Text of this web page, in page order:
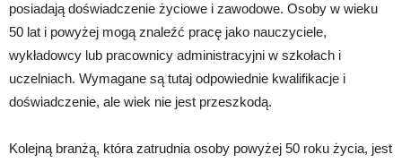
posiadają doświadczenie życiowe i zawodowe. Osoby w wieku
50 lat i powyżej mogą znaleźć pracę jako nauczyciele,
wykładowcy lub pracownicy administracyjni w szkołach i
uczelniach. Wymagane są tutaj odpowiednie kwalifikacje i
doświadczenie, ale wiek nie jest przeszkodą.
Kolejną branżą, która zatrudnia osoby powyżej 50 roku życia, jest